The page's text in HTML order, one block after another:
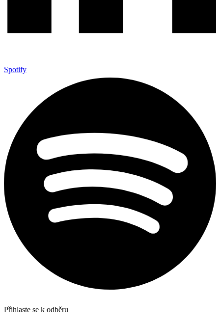
Spotify
Přihlaste se k odběru